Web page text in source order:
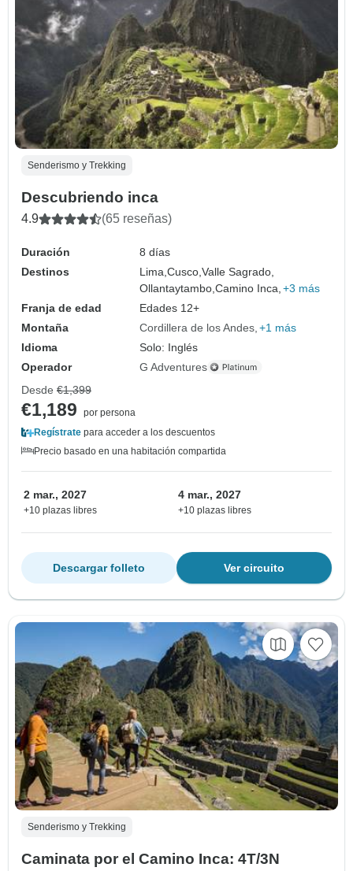
Senderismo y Trekking
Descubriendo inca
4.9 (65 reseñas)
Duración
8 días
Destinos
Lima,Cusco,Valle Sagrado,
Ollantaytambo,Camino Inca, +3 más
Franja de edad
Edades 12+
Montaña
Cordillera de los Andes +1 más
Idioma
Solo: Inglés
Operador
G Adventures
Desde €1,399
€1,189
por persona
Regístrate para acceder a los descuentos
Precio basado en una habitación compartida
2 mar., 2027
+10 plazas libres
4 mar., 2027
+10 plazas libres
Ver circuito
Descargar folleto
Senderismo y Trekking
Caminata por el Camino Inca: 4T/3N